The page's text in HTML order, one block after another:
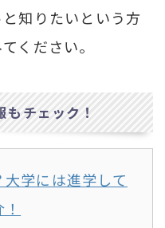
知りたいという方
ください。
チェック！
学には進学して